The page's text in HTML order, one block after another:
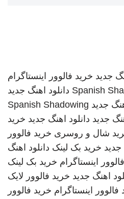
جدید خرید فالوور اینستاگرام
Spanish دانلود اهنگ جدید
جدید Spanish Shadowing
جدید دانلود اهنگ جدید خرید
شال و روسری خرید فالوور
جدید خرید بک لینک دانلود اهنگ
اینستاگرام خرید بک لینک
اهنگ جدید خرید فالوور لایک
فالوور اینستاگرام خرید فالوور